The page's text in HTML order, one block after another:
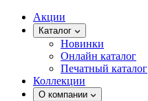
Акции
Каталог
Новинки
Онлайн каталог
Печатный каталог
Коллекции
О компании